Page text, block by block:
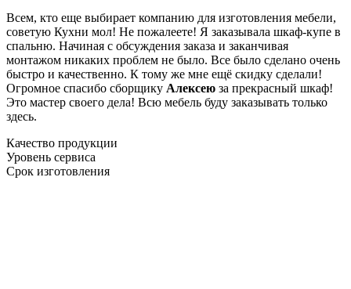
Всем, кто еще выбирает компанию для изготовления мебели,
советую Кухни мол! Не пожалеете! Я заказывала шкаф-купе в
спальню. Начиная с обсуждения заказа и заканчивая
монтажом никаких проблем не было. Все было сделано очень
быстро и качественно. К тому же мне ещё скидку сделали!
Огромное спасибо сборщику Алексею за прекрасный шкаф!
Это мастер своего дела! Всю мебель буду заказывать только
здесь.
Качество продукции
Уровень сервиса
Срок изготовления